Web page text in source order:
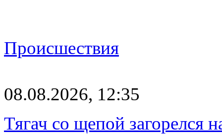
Происшествия
08.08.2026, 12:35
Тягач со щепой загорелся